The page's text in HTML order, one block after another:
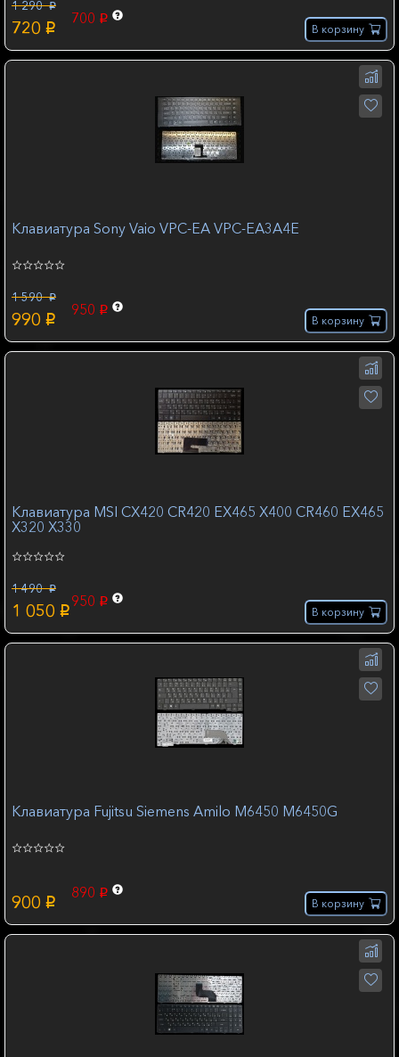
1 290 p
720 p
700 p
В корзину
Клавиатура Sony Vaio VPC-EA VPC-EA3A4E
1 590 p
990 p
950 p
В корзину
Клавиатура MSI CX420 CR420 EX465 X400 CR460 EX465
X320 X330
1 490 p
1 050 p
950 p
В корзину
Клавиатура Fujitsu Siemens Amilo M6450 M6450G
900 p
890 p
В корзину